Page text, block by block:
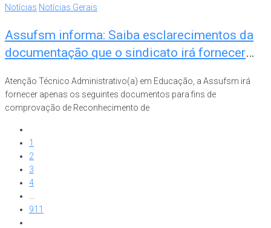
Notícias Notícias Gerais
Assufsm informa: Saiba esclarecimentos da
documentação que o sindicato irá fornecer
Atenção Técnico Administrativo(a) em Educação, a Assufsm irá
fornecer apenas os seguintes documentos para fins de
comprovação de Reconhecimento de
1
2
3
4
911